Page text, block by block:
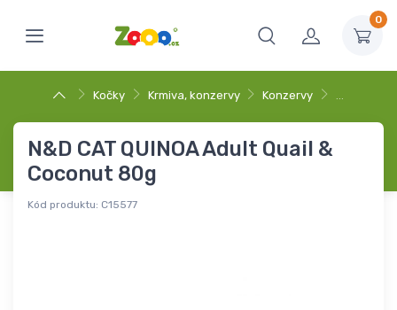
0
Kočky Krmiva, konzervy Konzervy …
N&D CAT QUINOA Adult Quail &
Coconut 80g
Kód produktu: C15577